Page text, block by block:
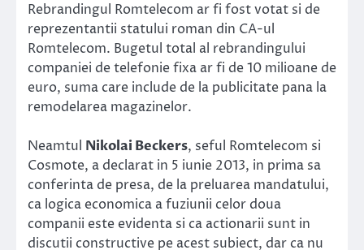
Rebrandingul Romtelecom ar fi fost votat si de
reprezentantii statului roman din CA-ul
Romtelecom. Bugetul total al rebrandingului
companiei de telefonie fixa ar fi de 10 milioane de
euro, suma care include de la publicitate pana la
remodelarea magazinelor.
Neamtul Nikolai Beckers, seful Romtelecom si
Cosmote, a declarat in 5 iunie 2013, in prima sa
conferinta de presa, de la preluarea mandatului,
ca logica economica a fuziunii celor doua
companii este evidenta si ca actionarii sunt in
discutii constructive pe acest subiect, dar ca nu